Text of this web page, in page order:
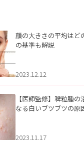
顔の大きさの平均はど
の基準も解説
2023.12.12
【医師監修】稗粒腫
なる白いブツブツの原
2023.11.17